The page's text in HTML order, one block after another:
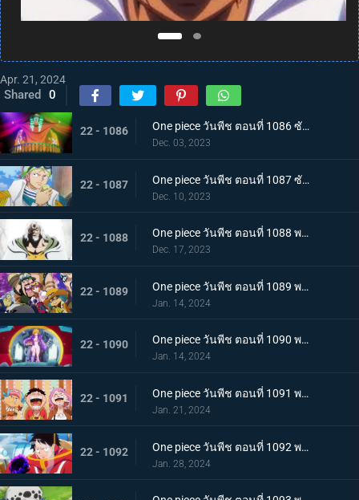
Apr. 21, 2024
Shared 0
22 - 1086 One piece วันพีช ตอนที่ 1086 ซับไทย จักรพรรดิคนใหม่ บากี้จ้าวแห่งตัวตลก
Dec. 03, 2023
22 - 1087 One piece วันพีช ตอนที่ 1087 ซับไทย ความวุ่นวาย ณ เกาะสตรี คดีหนึ่งของนาวาเอกโคบี้
Dec. 10, 2023
22 - 1088 One piece วันพีช ตอนที่ 1088 พากย์ไทย ความฝันของลูฟี่
Dec. 17, 2023
22 - 1089 One piece วันพีช ตอนที่ 1089 พากย์ไทย เข้าสู่บทใหม่ ทิศทางของลูฟี่กับซาโบ
Jan. 14, 2024
22 - 1090 One piece วันพีช ตอนที่ 1090 พากย์ไทย เกาะแห่งใหม่ เอ็กเฮดเกาะแห่งอนาคต
Jan. 14, 2024
22 - 1091 One piece วันพีช ตอนที่ 1091 พากย์ไทย อัดแน่นไปด้วยอนาคต ผจญภัยในอาณาจักรวิทยาศาสตร์
Jan. 21, 2024
22 - 1092 One piece วันพีช ตอนที่ 1092 พากย์ไทย บอนนี่คร่ำครวญ ความมืดที่ซ่อนอยู่บนเกาะแห่งอนาคต
Jan. 28, 2024